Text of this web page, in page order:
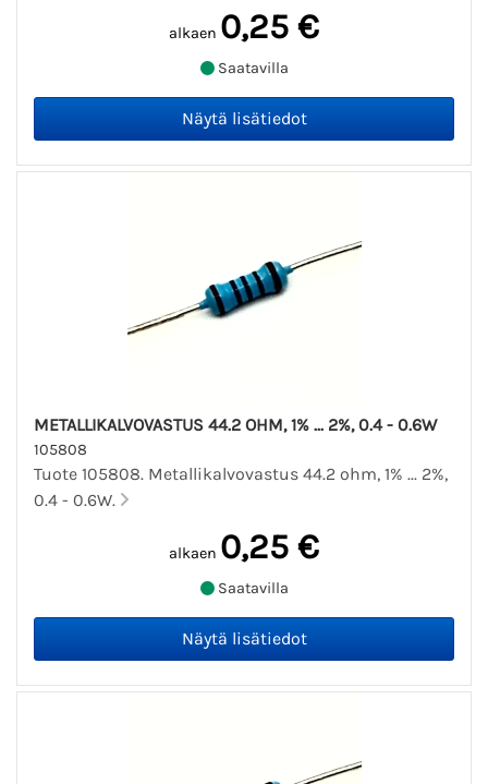
alkaen 0,25 €
Saatavilla
METALLIKALVOVASTUS 44.2 OHM, 1% ... 2%, 0.4 - 0.6W
105808
Tuote 105808. Metallikalvovastus 44.2 ohm, 1% ... 2%,
0.4 - 0.6W.
alkaen 0,25 €
Saatavilla